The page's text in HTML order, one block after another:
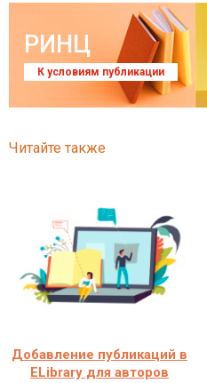
РИНЦ
К условиям публикации
Читайте также
Добавление публикаций в
ELibrary для авторов